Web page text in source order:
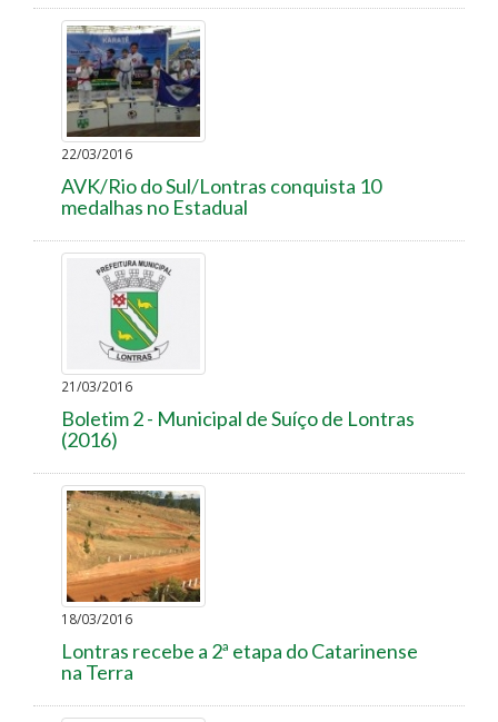
22/03/2016
AVK/Rio do Sul/Lontras conquista 10
medalhas no Estadual
21/03/2016
Boletim 2 - Municipal de Suíço de Lontras
(2016)
18/03/2016
Lontras recebe a 2ª etapa do Catarinense
na Terra